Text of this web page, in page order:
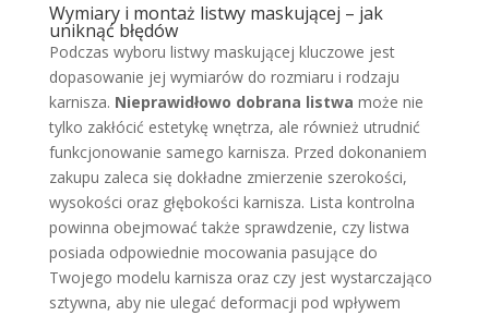
Wymiary i montaż listwy maskującej – jak
uniknąć błędów
Podczas wyboru listwy maskującej kluczowe jest
dopasowanie jej wymiarów do rozmiaru i rodzaju
karnisza. Nieprawidłowo dobrana listwa może nie
tylko zakłócić estetykę wnętrza, ale również utrudnić
funkcjonowanie samego karnisza. Przed dokonaniem
zakupu zaleca się dokładne zmierzenie szerokości,
wysokości oraz głębokości karnisza. Lista kontrolna
powinna obejmować także sprawdzenie, czy listwa
posiada odpowiednie mocowania pasujące do
Twojego modelu karnisza oraz czy jest wystarczająco
sztywna, aby nie ulegać deformacji pod wpływem